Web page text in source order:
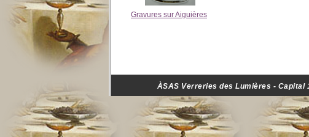
Gravures sur Aiguières
ÀSAS Verreries des Lumières - Capital